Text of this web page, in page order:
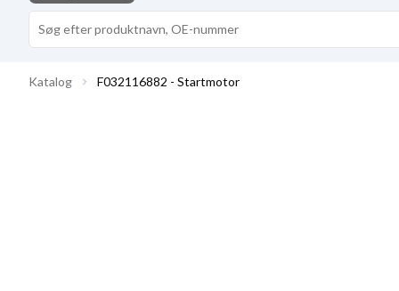
Katalog F032116882 - Startmotor